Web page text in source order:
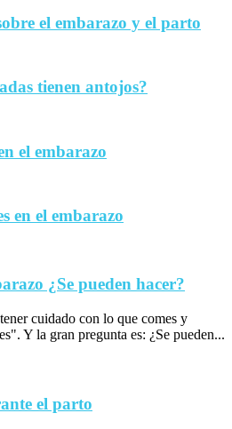
el embarazo y el parto
tienen antojos?
el embarazo
en el embarazo
¿Se pueden hacer?
cuidado con lo que comes y
Y la gran pregunta es: ¿Se pueden...
el parto